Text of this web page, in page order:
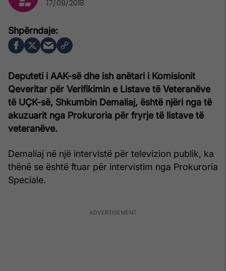
Deputeti i AAK-së dhe ish anëtari i Komisionit
Qeveritar për Verifikimin e Listave të Veteranëve
të UÇK-së, Shkumbin Demaliaj, është njëri nga të
akuzuarit nga Prokuroria për fryrje të listave të
veteranëve.
Demaliaj në një intervistë për televizion publik, ka
thënë se është ftuar për intervistim nga Prokuroria
Speciale.
17/09/2018